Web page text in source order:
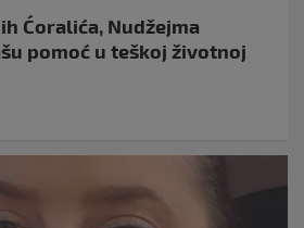
Ćoralića, Nudžejma
pomoć u teškoj životnoj